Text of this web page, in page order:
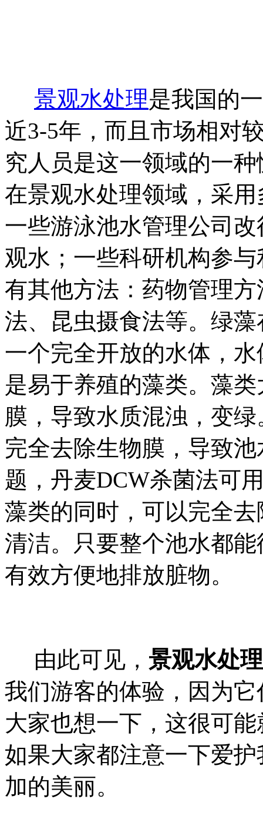
景观水处理是我国的
近3-5年，而且市场相对
究人员是这一领域的一
在景观水处理领域，采
一些游泳池水管理公司
观水；一些科研机构参
有其他方法：药物管理
法、昆虫摄食法等。绿
一个完全开放的水体，
是易于养殖的藻类。藻
膜，导致水质混浊，变
完全去除生物膜，导致
题，丹麦DCW杀菌法可
藻类的同时，可以完全
清洁。只要整个池水都
有效方便地排放脏物。
由此可见， 景观水处理
我们游客的体验，因为
大家也想一下，这很可
如果大家都注意一下爱
加的美丽。